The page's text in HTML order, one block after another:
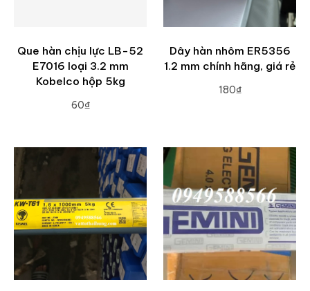
Que hàn chịu lực LB-52
E7016 loại 3.2 mm
Kobelco hộp 5kg
60₫
Dây hàn nhôm ER5356
1.2 mm chính hãng, giá rẻ
180₫